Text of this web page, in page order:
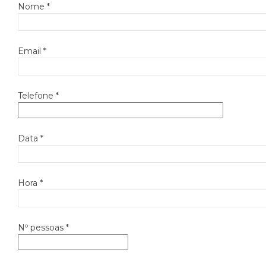
Nome *
Email *
Telefone *
Data *
Hora *
Nº pessoas *